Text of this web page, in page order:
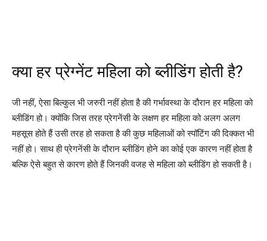
क्या हर प्रेग्नेंट महिला को ब्लीडिंग होती है?
जी नहीं, ऐसा बिल्कुल भी जरुरी नहीं होता है की गर्भावस्था के दौरान हर महिला को
ब्लीडिंग हो। क्योंकि जिस तरह प्रेगनेंसी के लक्षण हर महिला को अलग अलग
महसूस होते हैं उसी तरह हो सकता है की कुछ महिलाओं को स्पॉटिंग की दिक्कत भी
नहीं हो। साथ ही प्रेगनेंसी के दौरान ब्लीडिंग होने का कोई एक कारण नहीं होता है
बल्कि ऐसे बहुत से कारण होते हैं जिनकी वजह से महिला को ब्लीडिंग हो सकती है।